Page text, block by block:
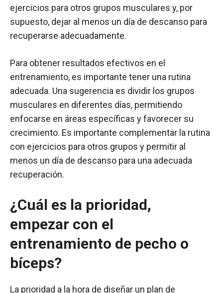
ejercicios para otros grupos musculares y, por
supuesto, dejar al menos un día de descanso para
recuperarse adecuadamente.
Para obtener resultados efectivos en el
entrenamiento, es importante tener una rutina
adecuada. Una sugerencia es dividir los grupos
musculares en diferentes días, permitiendo
enfocarse en áreas específicas y favorecer su
crecimiento. Es importante complementar la rutina
con ejercicios para otros grupos y permitir al
menos un día de descanso para una adecuada
recuperación.
¿Cuál es la prioridad,
empezar con el
entrenamiento de pecho o
bíceps?
La prioridad a la hora de diseñar un plan de